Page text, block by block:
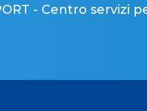
- Centro servizi